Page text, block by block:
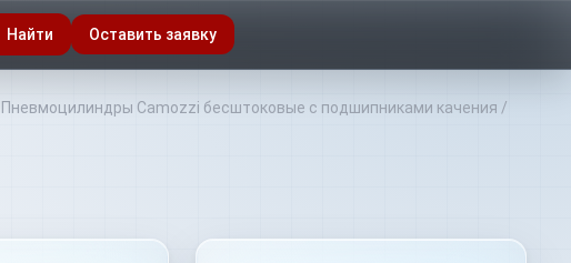
Найти Оставить заявку
Пневмоцилиндры Camozzi бесштоковые с подшипниками качения /